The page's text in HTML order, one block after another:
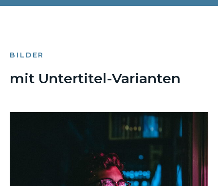
BILDER
mit Untertitel-Varianten